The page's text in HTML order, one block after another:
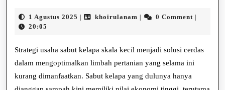
Kelapa
Skala
Kecil
1 Agustus 2025 1
khoirulanam khoirulanam
0 Comment
20:05
Strategi usaha sabut kelapa skala kecil menjadi solusi cerdas
dalam mengoptimalkan limbah pertanian yang selama ini
kurang dimanfaatkan. Sabut kelapa yang dulunya hanya